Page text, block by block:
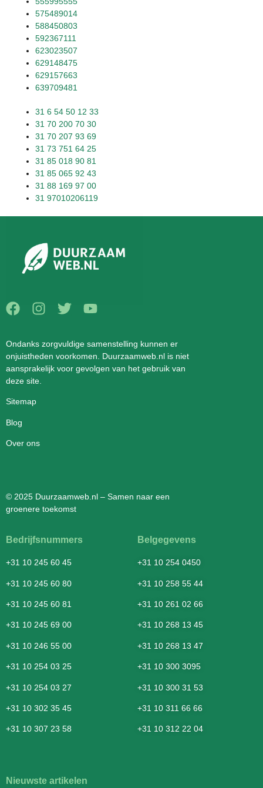
575489014
588450803
592367111
623023507
629148475
629157663
639709481
31 6 54 50 12 33
31 70 200 70 30
31 70 207 93 69
31 73 751 64 25
31 85 018 90 81
31 85 065 92 43
31 88 169 97 00
31 97010206119
Ondanks zorgvuldige samenstelling kunnen er
onjuistheden voorkomen. Duurzaamweb.nl is niet
aansprakelijk voor gevolgen van het gebruik van
deze site.
Sitemap
Blog
Over ons
© 2025 Duurzaamweb.nl – Samen naar een
groenere toekomst
Bedrijfsnummers
+31 10 245 60 45
+31 10 245 60 80
+31 10 245 60 81
+31 10 245 69 00
+31 10 246 55 00
+31 10 254 03 25
+31 10 254 03 27
+31 10 302 35 45
+31 10 307 23 58
Belgegevens
+31 10 254 0450
+31 10 258 55 44
+31 10 261 02 66
+31 10 268 13 45
+31 10 268 13 47
+31 10 300 3095
+31 10 300 31 53
+31 10 311 66 66
+31 10 312 22 04
Nieuwste artikelen